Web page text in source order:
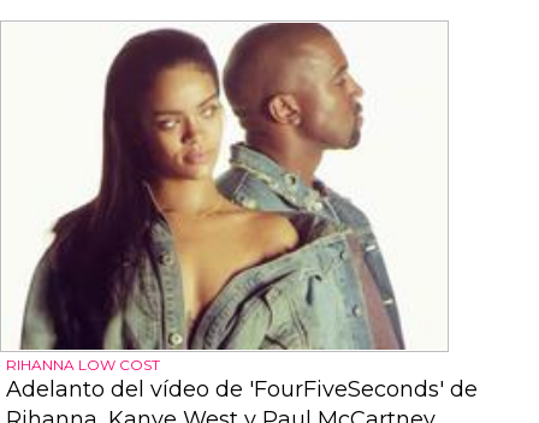
RIHANNA LOW COST
Adelanto del vídeo de 'FourFiveSeconds' de